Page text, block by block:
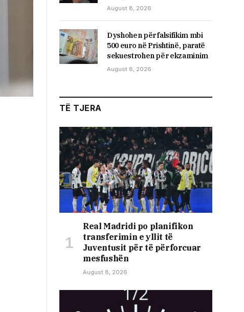
August 8, 2026
Dyshohen për falsifikim mbi
500 euro në Prishtinë, paratë
sekuestrohen për ekzaminim
August 8, 2026
TË TJERA
Real Madridi po planifikon
transferimin e yllit të
Juventusit për të përforcuar
mesfushën
August 8, 2026